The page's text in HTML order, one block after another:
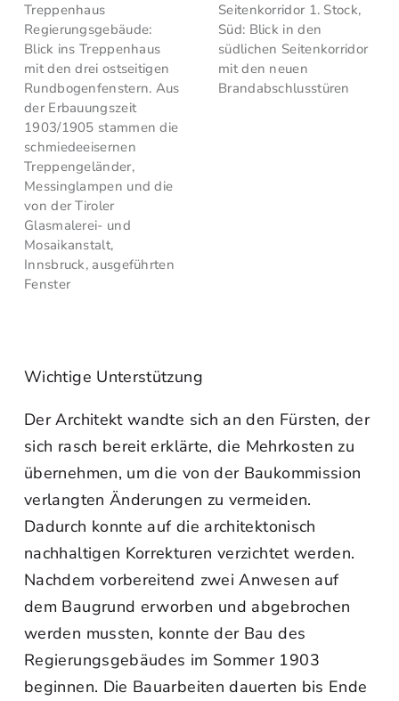
Treppenhaus
Regierungsgebäude:
Blick ins Treppenhaus
mit den drei ostseitigen
Rundbogenfenstern. Aus
der Erbauungszeit
1903/1905 stammen die
schmiedeeisernen
Treppengeländer,
Messinglampen und die
von der Tiroler
Glasmalerei- und
Mosaikanstalt,
Innsbruck, ausgeführten
Fenster
Seitenkorridor 1. Stock,
Süd: Blick in den
südlichen Seitenkorridor
mit den neuen
Brandabschlusstüren
Wichtige Unterstützung
Der Architekt wandte sich an den Fürsten, der
sich rasch bereit erklärte, die Mehrkosten zu
übernehmen, um die von der Baukommission
verlangten Änderungen zu vermeiden.
Dadurch konnte auf die architektonisch
nachhaltigen Korrekturen verzichtet werden.
Nachdem vorbereitend zwei Anwesen auf
dem Baugrund erworben und abgebrochen
werden mussten, konnte der Bau des
Regierungsgebäudes im Sommer 1903
beginnen. Die Bauarbeiten dauerten bis Ende